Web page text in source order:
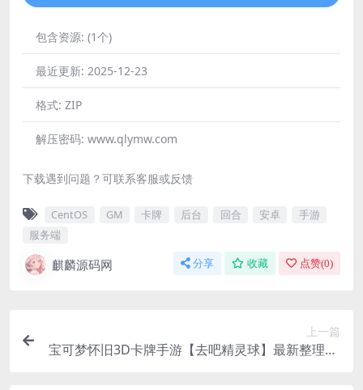
包含资源: (1个)
最近更新: 2025-12-23
格式: ZIP
解压密码: www.qlymw.com
下载遇到问题？可联系客服或反馈
CentOS GM 卡牌 后台 回合 安卓
手游
服务端
麒麟源码网 分享 收藏 点赞(0)
上一篇
宝可梦怀旧3D卡牌手游【去吧精灵球】最新整理Wi